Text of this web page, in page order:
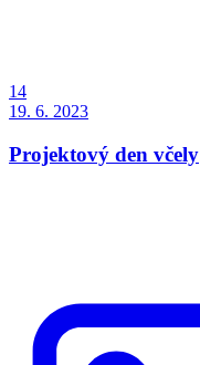
14
19. 6. 2023
Projektový den včely